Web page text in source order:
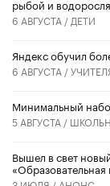
рыбой и
6 АВГУСТА / ДЕТИ
​Яндекс обучил
6 АВГУСТА /
Минимальный
5 АВГУСТА /
Вышел в свет